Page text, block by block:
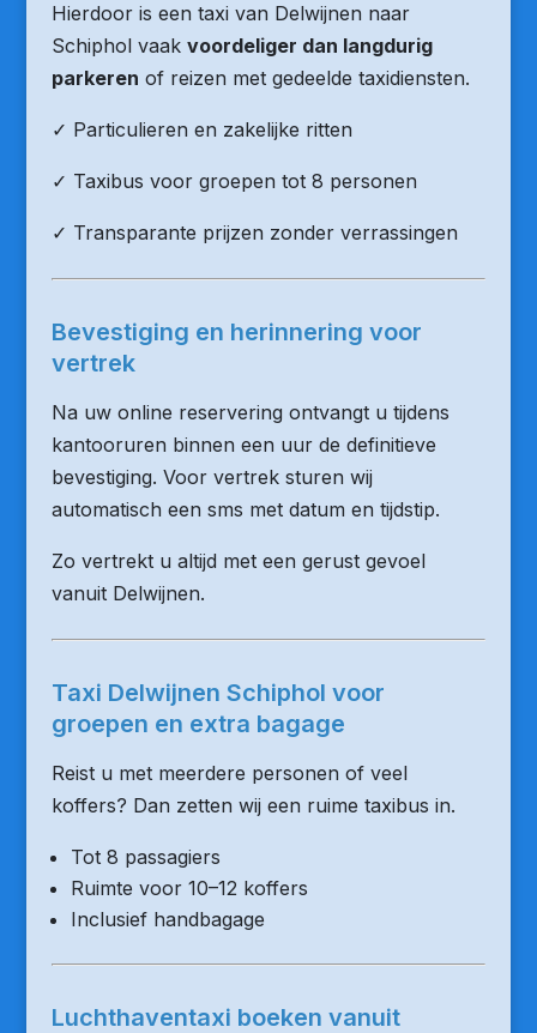
Hierdoor is een taxi van Delwijnen naar
Schiphol vaak voordeliger dan langdurig
parkeren of reizen met gedeelde taxidiensten.
✓ Particulieren en zakelijke ritten
✓ Taxibus voor groepen tot 8 personen
✓ Transparante prijzen zonder verrassingen
Bevestiging en herinnering voor
vertrek
Na uw online reservering ontvangt u tijdens
kantooruren binnen een uur de definitieve
bevestiging. Voor vertrek sturen wij
automatisch een sms met datum en tijdstip.
Zo vertrekt u altijd met een gerust gevoel
vanuit Delwijnen.
Taxi Delwijnen Schiphol voor
groepen en extra bagage
Reist u met meerdere personen of veel
koffers? Dan zetten wij een ruime taxibus in.
Tot 8 passagiers
Ruimte voor 10–12 koffers
Inclusief handbagage
Luchthaventaxi boeken vanuit